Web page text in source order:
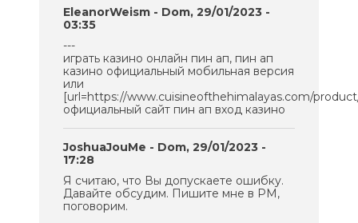
EleanorWeism - Dom, 29/01/2023 -
03:35
---
играть казино онлайн пин ап, пин ап
казино официальный мобильная версия
или
[url=https://www.cuisineofthehimalayas.com/
официальный сайт пин ап вход казино
JoshuaJouMe - Dom, 29/01/2023 -
17:28
Я считаю, что Вы допускаете ошибку.
Давайте обсудим. Пишите мне в PM,
поговорим.